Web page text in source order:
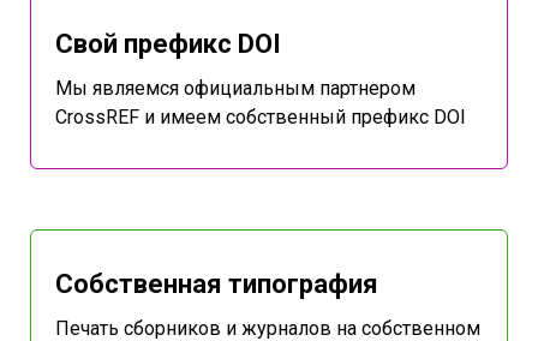
Свой префикс DOI
Мы являемся официальным партнером
CrossREF и имеем собственный префикс DOI
Собственная типография
Печать сборников и журналов на собственном